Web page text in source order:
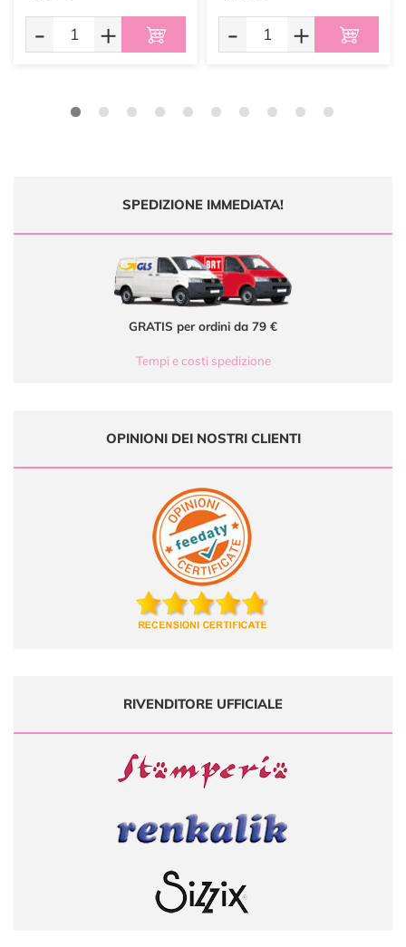
- + - +
SPEDIZIONE IMMEDIATA!
GRATIS per ordini da 79 €
Tempi e costi spedizione
OPINIONI DEI NOSTRI CLIENTI
RIVENDITORE UFFICIALE